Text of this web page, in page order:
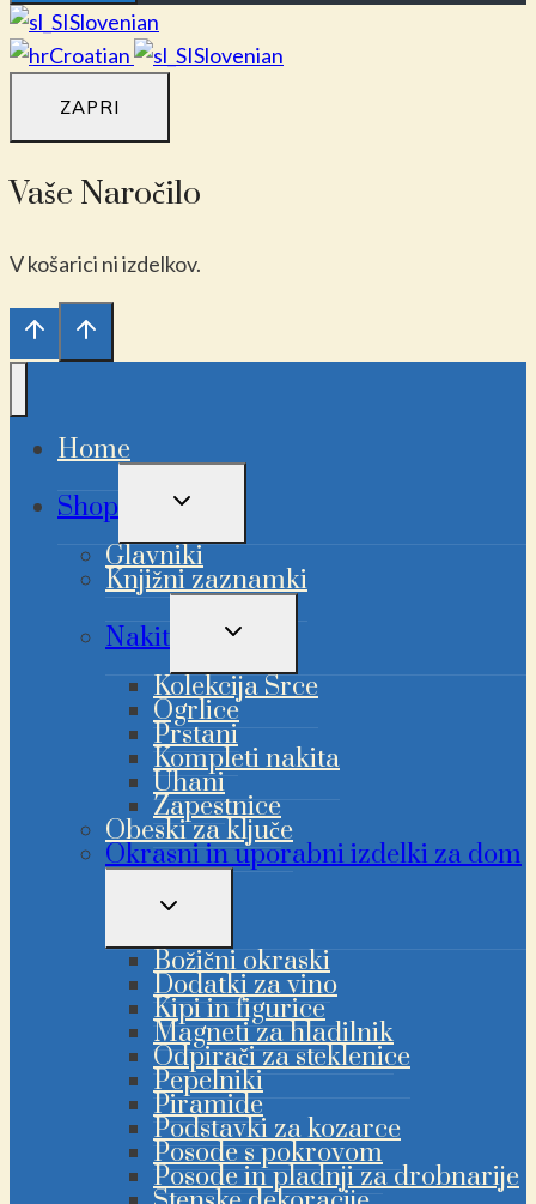
Slovenian
Croatian
Slovenian
ZAPRI
Vaše Naročilo
V košarici ni izdelkov.
Home
Shop
PREKLAPLJANJE
MENIJA
Glavniki
Knjižni zaznamki
Nakit
PREKLAPLJANJE
MENIJA
Kolekcija Srce
Ogrlice
Prstani
Kompleti nakita
Uhani
Zapestnice
Obeski za ključe
Okrasni in uporabni izdelki za dom
PREKLAPLJANJE
MENIJA
Božični okraski
Dodatki za vino
Kipi in figurice
Magneti za hladilnik
Odpirači za steklenice
Pepelniki
Piramide
Podstavki za kozarce
Posode s pokrovom
Posode in pladnji za drobnarije